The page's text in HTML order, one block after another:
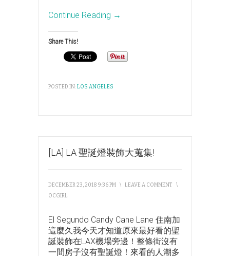
Continue Reading →
Share This!
POSTED IN:LOS ANGELES
[LA] LA 聖誕燈裝飾大蒐集!
DECEMBER 23, 2018 9:36 PM \ LEAVE A COMMENT
\
OCGIRL
El Segundo Candy Cane Lane 住南加
這麼久我今天才知道原來最好看的聖
誕裝飾在LAX機場旁邊！整條街沒有
一間房子沒有聖誕燈！來看的人潮多